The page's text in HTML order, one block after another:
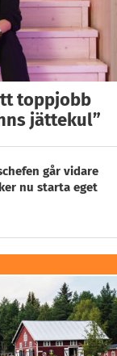
toppjobb
jättekul”
går vidare
nu starta eget